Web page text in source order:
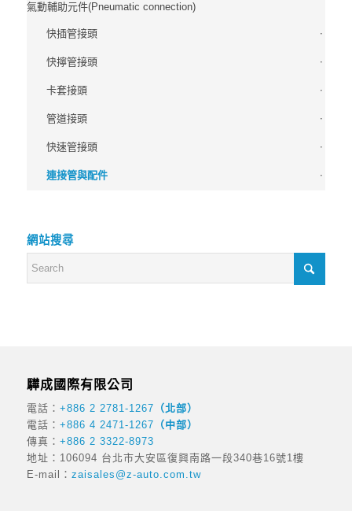
氣動輔助元件(Pneumatic connection)
快插管接頭
快擰管接頭
卡套接頭
管道接頭
快速管接頭
連接管與配件
網站搜尋
驊成國際有限公司
電話： +886 2 2781-1267 （北部）
電話： +886 4 2471-1267 （中部）
傳真： +886 2 3322-8973
地址：106094 台北市大安區復興南路一段340巷16號1樓
E-mail： zaisales@z-auto.com.tw